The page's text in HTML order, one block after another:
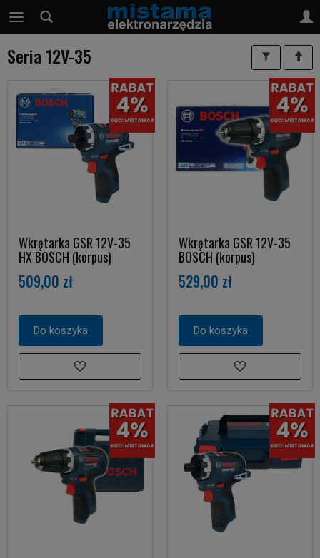
Seria 12V-35
Wkrętarka GSR 12V-35
HX BOSCH (korpus)
509,00 zł
Do koszyka
Wkrętarka GSR 12V-35
BOSCH (korpus)
529,00 zł
Do koszyka